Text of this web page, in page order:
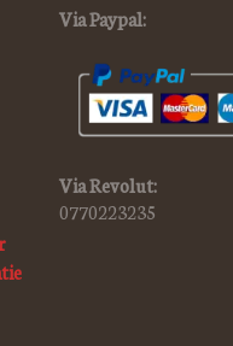
Via Paypal:
Via Revolut:
0770223235